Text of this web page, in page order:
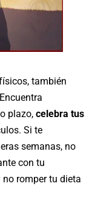
también
plazo, celebra tus
Si te
semanas, no
con tu
romper tu dieta